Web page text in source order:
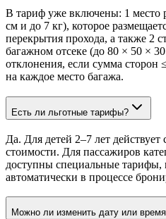
В тариф уже включены: 1 место
см и до 7 кг), которое
перекрытия прохода, а также 2
багажном отсеке (до 80 × 50 ×
отклонения, если сумма
на каждое место багажа.
Есть ли льготные тарифы?
Да. Для детей 2–7 лет действует
стоимости. Для пассажиров
доступны специальные тарифы,
автоматически в процессе
Можно ли изменить дату или